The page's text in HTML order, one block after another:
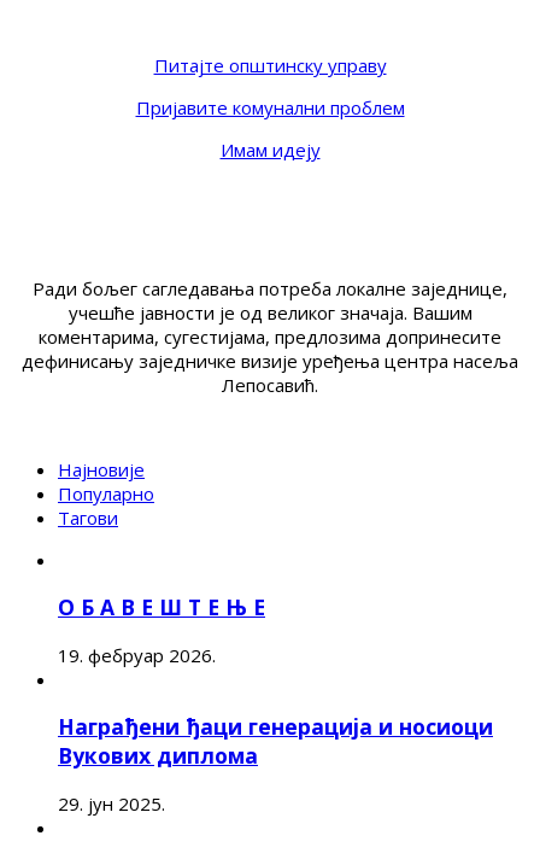
Питајте општинску управу
Пријавите комунални проблем
Имам идеју
Ради бољег сагледавања потреба локалне заједнице,
учешће јавности је од великог значаја. Вашим
коментарима, сугестијама, предлозима допринесите
дефинисању заједничке визије уређења центра насеља
Лепосавић.
Најновије
Популарно
Тагови
О Б А В Е Ш Т Е Њ Е
19. фебруар 2026.
Награђени ђаци генерација и носиоци
Вукових диплома
29. јун 2025.